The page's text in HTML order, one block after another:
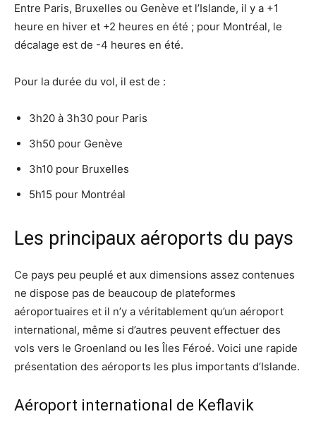
Entre Paris, Bruxelles ou Genève et l’Islande, il y a +1
heure en hiver et +2 heures en été ; pour Montréal, le
décalage est de -4 heures en été.
Pour la durée du vol, il est de :
3h20 à 3h30 pour Paris
3h50 pour Genève
3h10 pour Bruxelles
5h15 pour Montréal
Les principaux aéroports du pays
Ce pays peu peuplé et aux dimensions assez contenues
ne dispose pas de beaucoup de plateformes
aéroportuaires et il n’y a véritablement qu’un aéroport
international, même si d’autres peuvent effectuer des
vols vers le Groenland ou les Îles Féroé. Voici une rapide
présentation des aéroports les plus importants d’Islande.
Aéroport international de Keflavik